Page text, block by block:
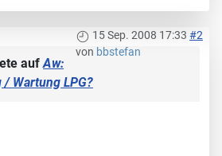
15 Sep. 2008 17:33 #2
von bbstefan
aufAw:
Wartung LPG?